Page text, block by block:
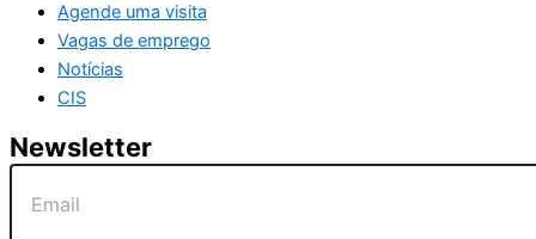
Agende uma visita
Vagas de emprego
Notícias
CIS
Newsletter